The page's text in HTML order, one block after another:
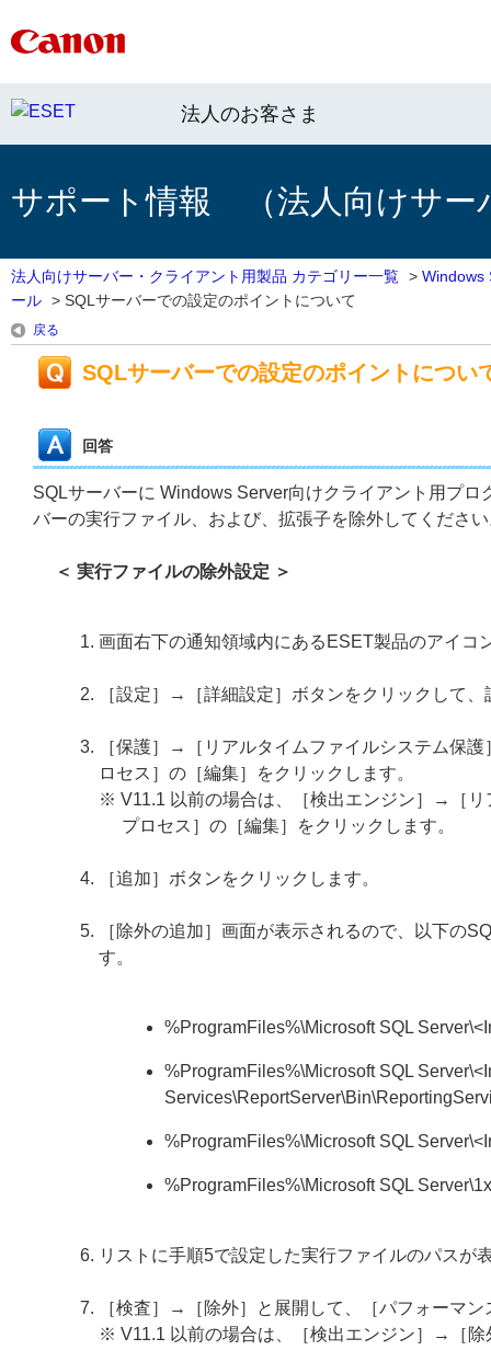
法人のお客さま
サポート情報 （法人向けサー
法人向けサーバー・クライアント用製品 カテゴリー一覧 > Windows
ール > SQLサーバーでの設定のポイントについて
戻る
SQLサーバーでの設定のポイントについ
回答
SQLサーバーに Windows Server向けクライアント用プ
バーの実行ファイル、および、拡張子を除外してくださ
＜ 実行ファイルの除外設定 ＞
画面右下の通知領域内にあるESET製品のアイコ
［設定］→［詳細設定］ボタンをクリックして
［保護］→［リアルタイムファイルシステム保
ロセス］の［編集］をクリックします。
※ V11.1 以前の場合は、［検出エンジン］→［
プロセス］の［編集］をクリックします。
［追加］ボタンをクリックします。
［除外の追加］画面が表示されるので、以下の
す。
%ProgramFiles%\Microsoft SQL
%ProgramFiles%\Microsoft SQL
%ProgramFiles%\Microsoft SQL
%ProgramFiles%\Microsoft SQL
リストに手順5で設定した実行ファイルのパスが
［検査］→［除外］と展開して、［パフォーマ
※ V11.1 以前の場合は、［検出エンジン］→［除